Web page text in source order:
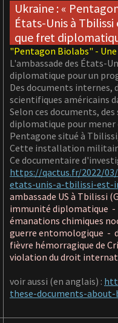
Ukraine : «
États-Unis à
que fret
"Pentagon Biolabs" -
L'ambassade des États-
diplomatique pour un
Des documents internes,
scientifiques américains
Selon ces documents,
diplomatique pour mener
Pentagone situé à
Cette installation
Ce documentaire
https://qactus.fr/2022/
etats-unis-a-tbilissi-est-
ambassade US à
immunité diplomatique
émanations chimiques
guerre entomologique -
fièvre hémorragique de
violation du droit
voir aussi (en anglais) :
these-documents-